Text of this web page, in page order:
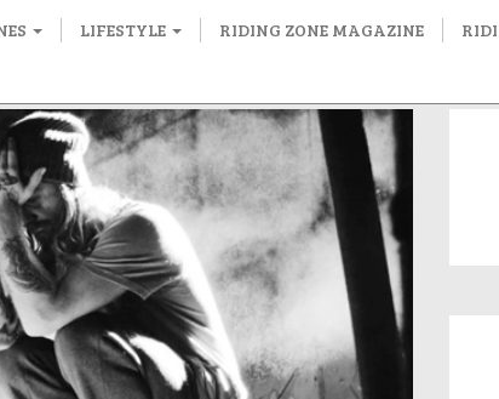
LIFESTYLE RIDING ZONE MAGAZINE